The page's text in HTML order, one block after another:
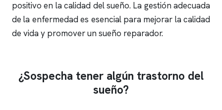
positivo en la calidad del sueño. La gestión adecuada
de la enfermedad es esencial para mejorar la calidad
de vida y promover un sueño reparador.
¿Sospecha tener algún trastorno del
sueño?